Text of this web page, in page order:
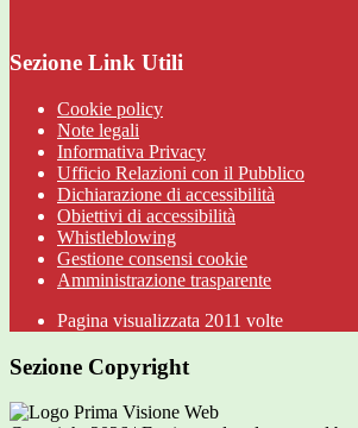
Sezione Link Utili
Cookie policy
Note legali
Informativa Privacy
Ufficio Relazioni con il Pubblico
Dichiarazione di accessibilità
Obiettivi di accessibilità
Whistleblowing
Gestione consensi cookie
Amministrazione trasparente
Pagina visualizzata 2011 volte
Sezione Copyright